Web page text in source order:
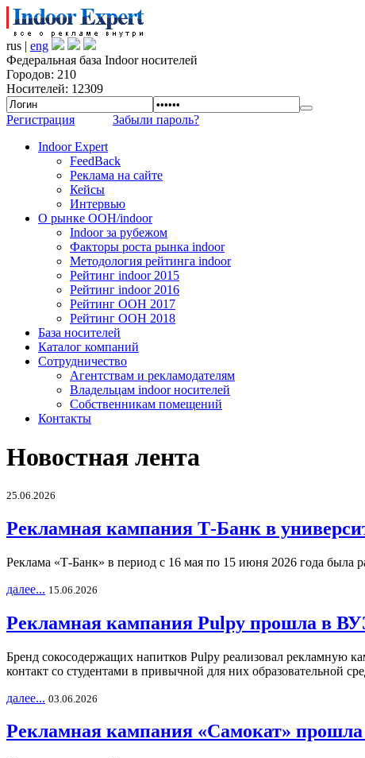
rus | eng
Федеральная база Indoor носителей
Городов: 210
Носителей: 12309
Регистрация
Забыли пароль?
Indoor Expert
FeedBack
Реклама на сайте
Кейсы
Интервью
О рынке OOH/indoor
Indoor за рубежом
Факторы роста рынка indoor
Методология рейтинга indoor
Рейтинг indoor 2015
Рейтинг indoor 2016
Рейтинг OOH 2017
Рейтинг OOH 2018
База носителей
Каталог компаний
Сотрудничество
Агентствам и рекламодателям
Владельцам indoor носителей
Собственникам помещений
Контакты
Новостная лента
25.06.2026
Рекламная кампания Т-Банк в
Реклама «Т-Банк» в период с 16 мая по 15 июня 2026 года была
далее... 15.06.2026
Рекламная кампания Pulpy прошла в
Бренд сокосодержащих напитков Pulpy реализовал рекламную
контакт со студентами в привычной для них образовательной
далее... 03.06.2026
Рекламная кампания «Самокат»